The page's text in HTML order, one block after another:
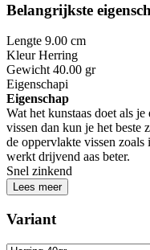
Belangrijkste
Lengte 9.00 cm
Kleur Herring
Gewicht 40.00 gr
Eigenschapi
Eigenschap
Wat het kunstaas doet als
vissen dan kun je het beste
de oppervlakte vissen
werkt drijvend aas beter.
Snel zinkend
Lees meer
Variant